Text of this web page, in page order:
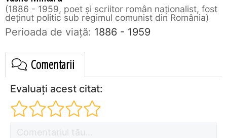
1886 - 1959, poet şi scriitor român naţionalist, fost
deţinut politic sub regimul comunist din România
Perioada de viaţă: 1886 - 1959
Comentarii
Evaluați acest citat: